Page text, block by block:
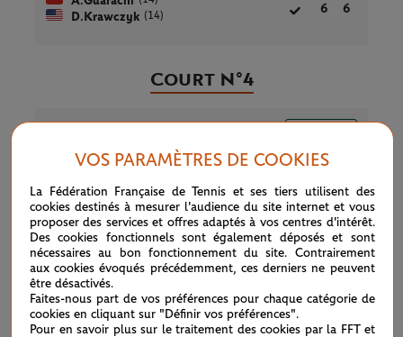
D.Krawczyk (14)
6 6
Court N°4
T.Monteiro 7
7
6 6
Double Messieurs TERMINÉ
2ÈME TOUR 0h51
VOS PARAMÈTRES DE COOKIES
La Fédération Française de Tennis et ses tiers utilisent des
cookies destinés à mesurer l'audience du site internet et vous
proposer des services et offres adaptés à vos centres d'intérêt.
Des cookies fonctionnels sont également déposés et sont
nécessaires au bon fonctionnement du site. Contrairement
aux cookies évoqués précédemment, ces derniers ne peuvent
être désactivés.
Faites-nous part de vos préférences pour chaque catégorie de
cookies en cliquant sur "Définir vos préférences".
Pour en savoir plus sur le traitement des cookies par la FFT et